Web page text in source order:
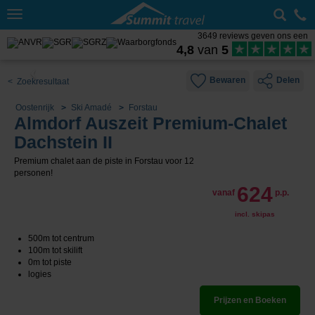
Toggle
3649 reviews geven ons een
4,8 van 5
< Zoekresultaat Bewaren Delen
Oostenrijk Ski Amadé Forstau
Almdorf Auszeit Premium-Chalet
Dachstein II
Premium chalet aan de piste in Forstau voor 12
personen!
vanaf 624 p.p.
incl. skipas
500m tot centrum
100m tot skilift
0m tot piste
logies
Prijzen en Boeken